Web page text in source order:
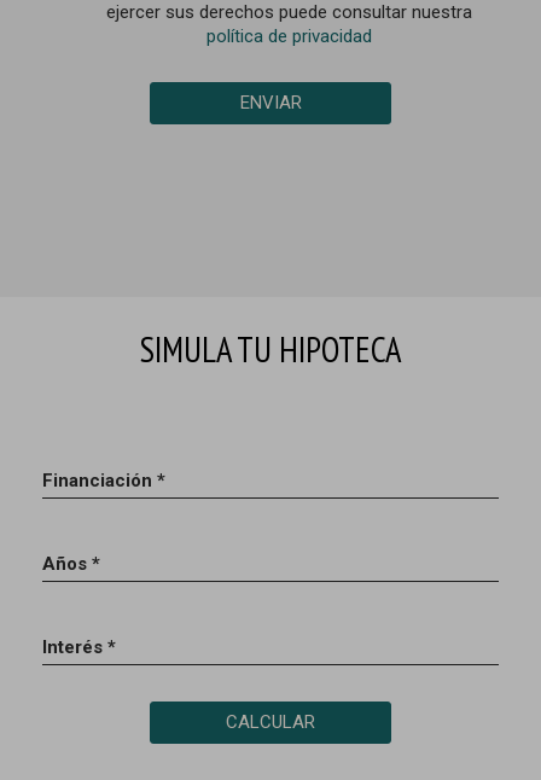
ejercer sus derechos puede consultar nuestra
política de privacidad
ENVIAR
SIMULA TU HIPOTECA
Financiación *
Años *
Interés *
CALCULAR